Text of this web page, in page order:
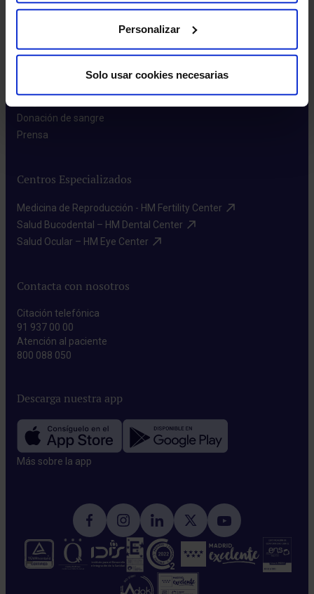
Personalizar
Solo usar cookies necesarias
Donación de sangre​
Prensa​
Centros Especializados
Medicina de Reproducción - HM Fertility Center​
Salud Bucodental – HM Dental Center​
Salud Ocular – HM Eye Center​
Contacta con nosotros
Citación telefónica
91 937 00 00
Atención al paciente
800 088 050
Descarga nuestra app
Más sobre la app​